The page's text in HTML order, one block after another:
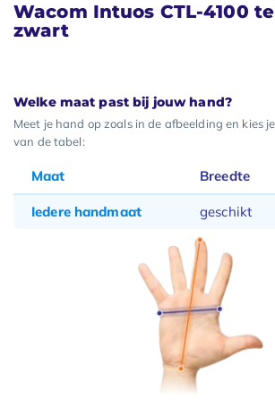
Wacom Intuos CTL-4100
zwart
Welke maat past bij jouw hand?
Meet je hand op zoals in de afbeelding en kies
van de tabel:
Maat Breedte
Iedere handmaat geschikt